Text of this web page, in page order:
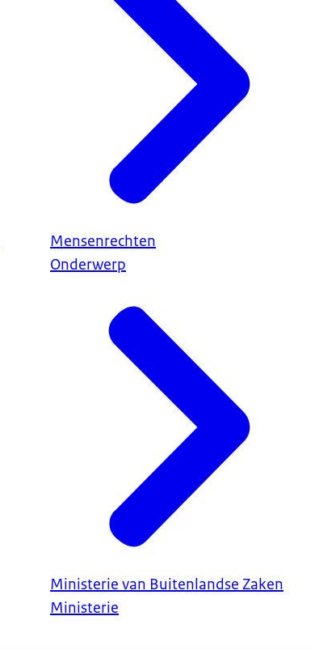
Mensenrechten
Onderwerp
Ministerie van Buitenlandse Zaken
Ministerie